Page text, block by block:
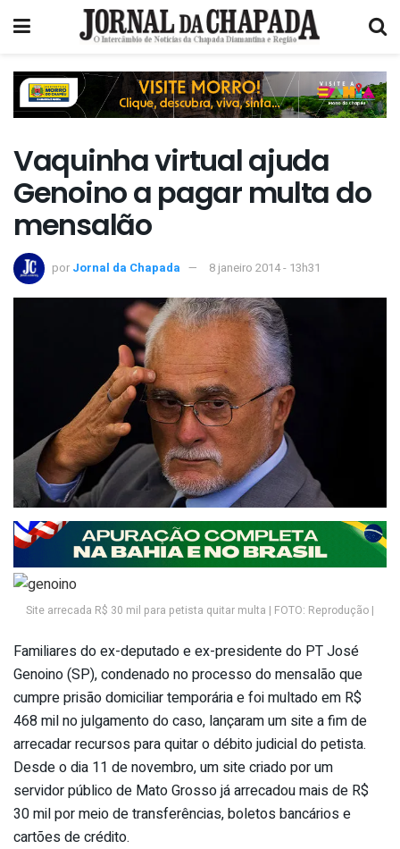
Vaquinha virtual ajuda
Genoino a pagar multa do
mensalão
por Jornal da Chapada 8 janeiro 2014 - 13h31
Site arrecada R$ 30 mil para petista quitar multa | FOTO: Reprodução |
Familiares do ex-deputado e ex-presidente do PT José
Genoino (SP), condenado no processo do mensalão que
cumpre prisão domiciliar temporária e foi multado em R$
468 mil no julgamento do caso, lançaram um site a fim de
arrecadar recursos para quitar o débito judicial do petista.
Desde o dia 11 de novembro, um site criado por um
servidor público de Mato Grosso já arrecadou mais de R$
30 mil por meio de transferências, boletos bancários e
cartões de crédito.